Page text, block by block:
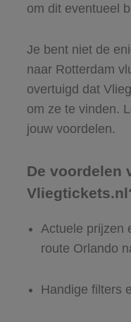
om dit eventueel
Je bent niet de
naar Rotterdam
overtuigd dat
om ze te vinden.
jouw voordelen.
De voordelen
Actuele prijzen
route Orlando
Handige filters